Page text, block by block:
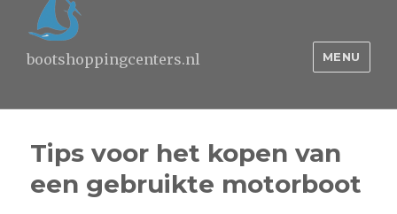
bootshoppingcenters.nl MENU
Tips voor het kopen van
een gebruikte motorboot